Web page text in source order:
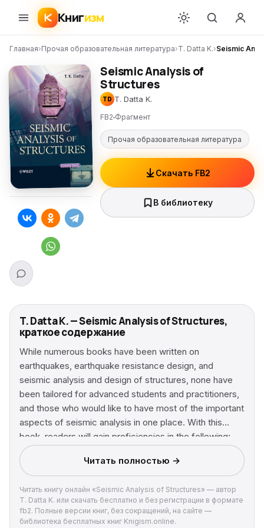
Книгизм
Главная›Прочая образовательная литература›T. Datta K.›Seismic
Seismic Analysis of
Structures
TD T. Datta K.
FB2 Фрагмент
Прочая образовательная литература
Скачать FB2
В библиотеку
T. Datta K. — Seismic Analysis of Structures,
краткое содержание
While numerous books have been written on
earthquakes, earthquake resistance design, and
seismic analysis and design of structures, none have
been tailored for advanced students and practitioners,
and those who would like to have most of the important
aspects of seismic analysis in one place. With this
book, readers will gain proficiencies in the following:
fundamentals of seismology that all structural
engineers must know; various forms of seismic inputs;
different types of seismic analysis like, time and
frequency domain analyses, spectral analysis of
structures for random ground motion, response
spectrum method of analysis; equivalent lateral load
Читать полностью →
Читать книгу онлайн «Seismic Analysis of Structures» — автор
T. Datta K. или скачать бесплатно и без регистрации в формате
fb2. Полные версии книг, без сокращений, на сайте —
библиотека бесплатных книг Knigism.online.